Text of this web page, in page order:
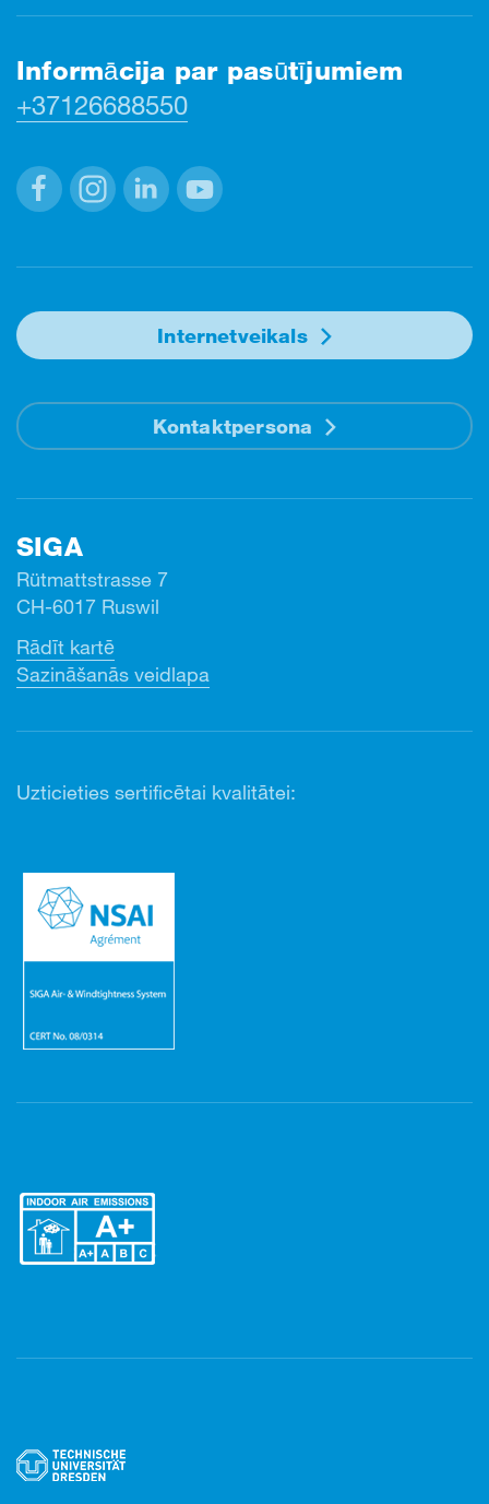
Informācija par pasūtījumiem
+37126688550
Internetveikals
Kontaktpersona
SIGA
Rütmattstrasse 7
CH-6017 Ruswil
Rādīt kartē
Sazināšanās veidlapa
Uzticieties sertificētai kvalitātei: